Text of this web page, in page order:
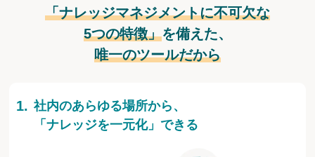
「ナレッジマネジメントに不可欠な
5つの特徴」を備えた、
唯一のツールだから
社内のあらゆる場所から、
「ナレッジを一元化」できる